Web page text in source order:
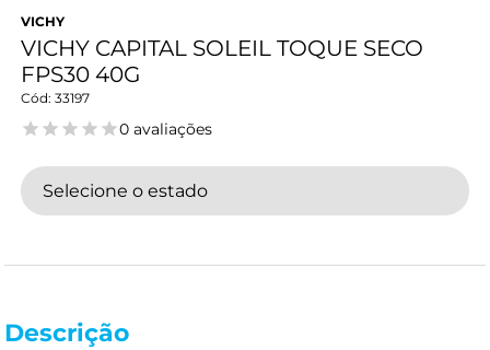
VICHY
VICHY CAPITAL SOLEIL TOQUE SECO
FPS30 40G
33197
0 avaliações
Selecione o estado
Descrição